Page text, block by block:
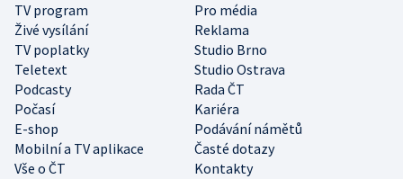
TV program
Pro média
Živé vysílání
Reklama
TV poplatky
Studio Brno
Teletext
Studio Ostrava
Podcasty
Rada ČT
Počasí
Kariéra
E-shop
Podávání námětů
Mobilní a TV aplikace
Časté dotazy
Vše o ČT
Kontakty